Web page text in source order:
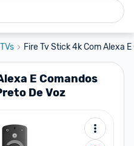
TVs Fire Tv Stick 4k Com Alexa
E Comandos
De Voz